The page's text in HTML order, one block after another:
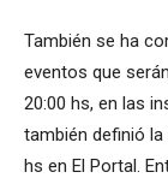
También se ha
eventos que
20:00 hs, en las
también definió la
hs en El Portal.